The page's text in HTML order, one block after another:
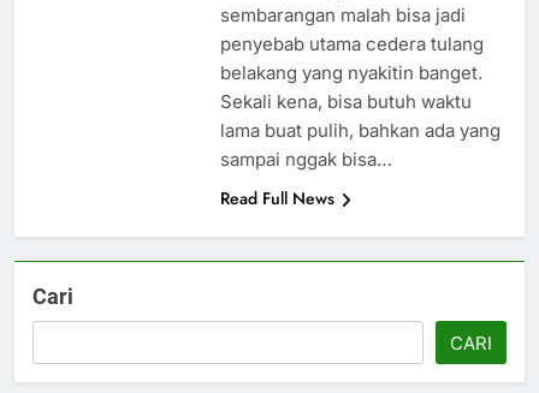
sembarangan malah bisa jadi
penyebab utama cedera tulang
belakang yang nyakitin banget.
Sekali kena, bisa butuh waktu
lama buat pulih, bahkan ada yang
sampai nggak bisa…
Read Full News
Cari
CARI